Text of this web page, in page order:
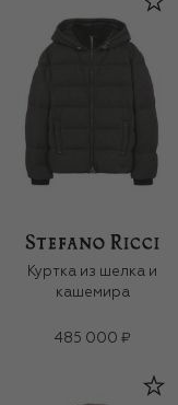
Куртка из шелка и
кашемира
485 000 ₽